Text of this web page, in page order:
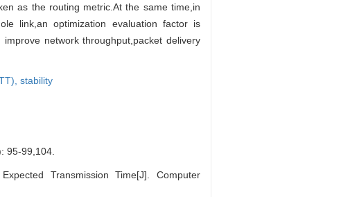
as the routing metric.At the same time,in
link,an optimization evaluation factor is
network throughput,packet delivery
stability
95-99,104.
Transmission Time[J]. Computer